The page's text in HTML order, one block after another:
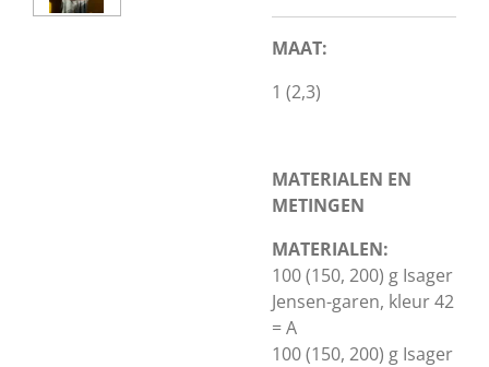
MAAT:
1 (2,3)
MATERIALEN EN
METINGEN
MATERIALEN:
100 (150, 200) g Isager
Jensen-garen, kleur 42
= A
100 (150, 200) g Isager